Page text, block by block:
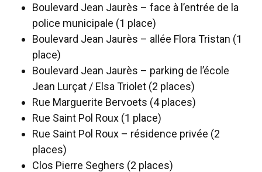
Boulevard Jean Jaurès – face à l’entrée de la
police municipale (1 place)
Boulevard Jean Jaurès – allée Flora Tristan (1
place)
Boulevard Jean Jaurès – parking de l’école
Jean Lurçat / Elsa Triolet (2 places)
Rue Marguerite Bervoets (4 places)
Rue Saint Pol Roux (1 place)
Rue Saint Pol Roux – résidence privée (2
places)
Clos Pierre Seghers (2 places)